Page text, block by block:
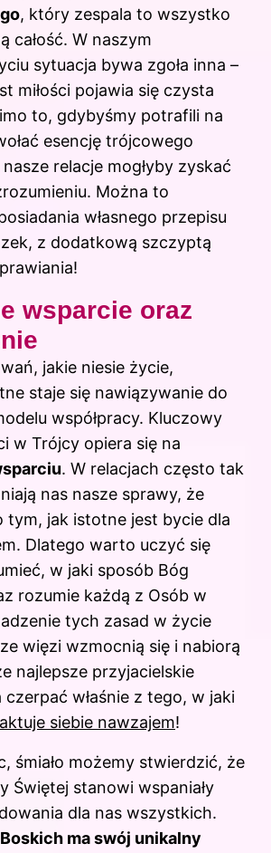
, który zespala to wszystko
całość. W naszym
sytuacja bywa zgoła inna –
miłości pojawia się czysta
to, gdybyśmy potrafili na
esencję trójcowego
relacje mogłyby zyskać
Można to
własnego przepisu
z dodatkową szczyptą
wsparcie oraz
jakie niesie życie,
staje się nawiązywanie do
współpracy. Kluczowy
w Trójcy opiera się na
. W relacjach często tak
nas nasze sprawy, że
tym, jak istotne jest bycie dla
Dlatego warto uczyć się
w jaki sposób Bóg
rozumie każdą z Osób w
tych zasad w życie
więzi wzmocnią się i nabiorą
najlepsze przyjacielskie
właśnie z tego, w jaki
siebie nawzajem!
śmiało możemy stwierdzić, że
Świętej stanowi wspaniały
dla nas wszystkich.
ma swój unikalny